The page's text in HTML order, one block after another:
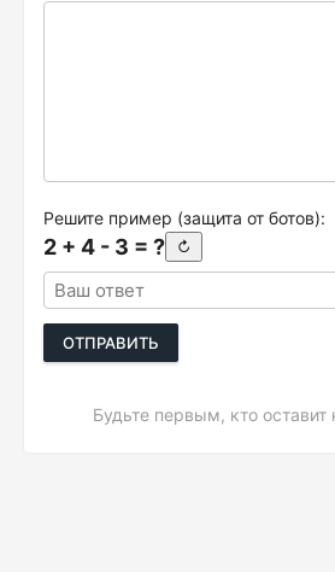
Решите пример (защита от ботов):
2 + 4 - 3 = ? ↻
ОТПРАВИТЬ
Будьте первым, кто